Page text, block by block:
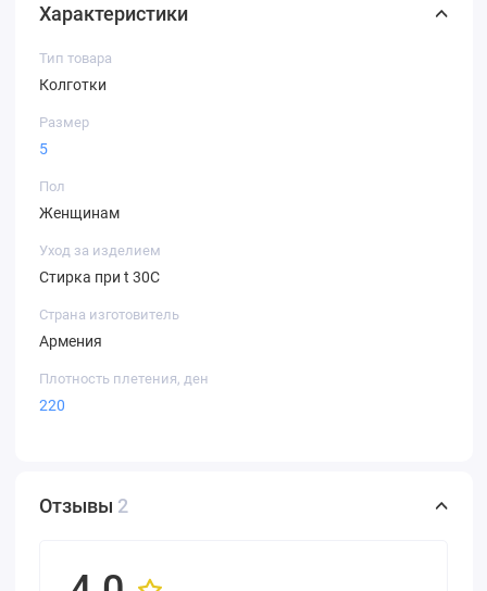
Характеристики
Тип товара
Колготки
Размер
5
Пол
Женщинам
Уход за изделием
Стирка при t 30С
Страна изготовитель
Армения
Плотность плетения, ден
220
Отзывы 2